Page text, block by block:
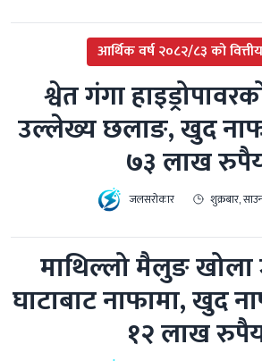
आर्थिक वर्ष २०८२/८३ को
श्वेत गंगा
उल्लेख्य छलाङ, खुद
७३ लाख
जलसरोकार शुक्रबार,
माथिल्लो मैलुङ खोला
घाटाबाट नाफामा, खुद
१२ लाख